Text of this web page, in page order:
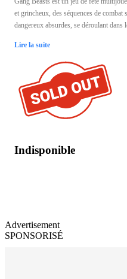
et grincheux, des séquences de
dangereux absurdes, se déroulant dans
Lire la suite
Indisponible
Advertisement
SPONSORISÉ